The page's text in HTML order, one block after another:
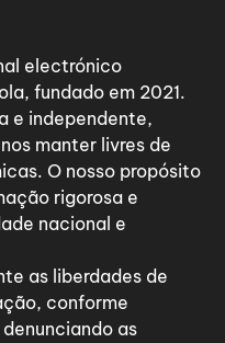
electrónico
fundado em 2021.
e independente,
manter livres de
O nosso propósito
rigorosa e
nacional e
as liberdades de
conforme
as